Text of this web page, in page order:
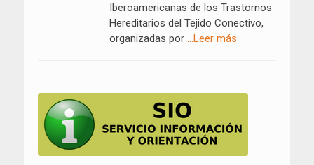
Iberoamericanas de los Trastornos
Hereditarios del Tejido Conectivo,
organizadas por …Leer más